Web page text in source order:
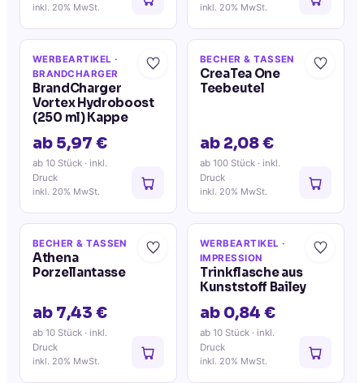
inkl. 20% MwSt.
inkl. 20% MwSt.
WERBEARTIKEL ·
BRANDCHARGER
BrandCharger
Vortex Hydroboost
(250 ml) Kappe
ab 5,97 €
ab 10 Stück · inkl.
Druck
inkl. 20% MwSt.
BECHER & TASSEN
CreaTea One
Teebeutel
ab 2,08 €
ab 100 Stück · inkl.
Druck
inkl. 20% MwSt.
BECHER & TASSEN
Athena
Porzellantasse
ab 7,43 €
ab 10 Stück · inkl.
Druck
inkl. 20% MwSt.
WERBEARTIKEL ·
IMPRESSION
Trinkflasche aus
Kunststoff Bailey
ab 0,84 €
ab 10 Stück · inkl.
Druck
inkl. 20% MwSt.